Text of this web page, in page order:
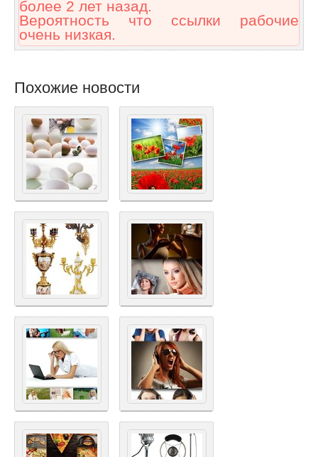
более 2 лет назад.
Вероятность что ссылки рабочие
очень низкая.
Похожие новости